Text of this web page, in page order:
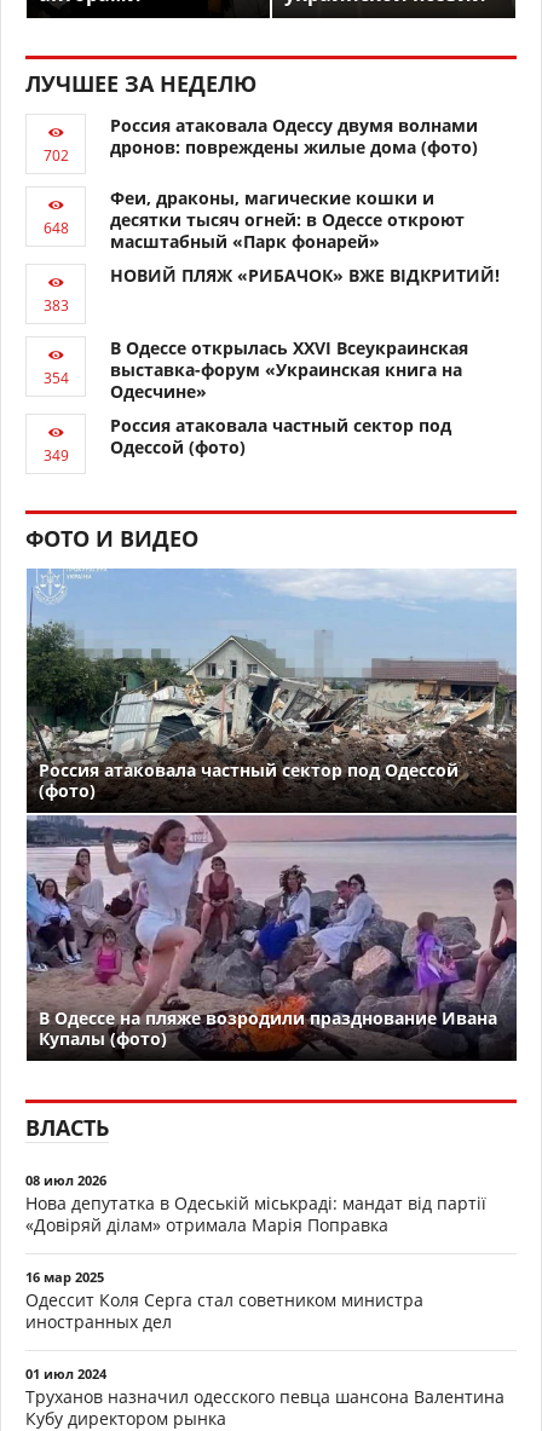
ЛУЧШЕЕ ЗА НЕДЕЛЮ
Россия атаковала Одессу двумя волнами
дронов: повреждены жилые дома (фото)
Феи, драконы, магические кошки и
десятки тысяч огней: в Одессе откроют
масштабный «Парк фонарей»
НОВИЙ ПЛЯЖ «РИБАЧОК» ВЖЕ ВІДКРИТИЙ!
В Одессе открылась XXVI Всеукраинская
выставка-форум «Украинская книга на
Одесчине»
Россия атаковала частный сектор под
Одессой (фото)
ФОТО И ВИДЕО
Россия атаковала частный сектор под Одессой
(фото)
В Одессе на пляже возродили празднование Ивана
Купалы (фото)
ВЛАСТЬ
08 июл 2026
Нова депутатка в Одеській міськраді: мандат від партії
«Довіряй ділам» отримала Марія Поправка
16 мар 2025
Одессит Коля Серга стал советником министра
иностранных дел
01 июл 2024
Труханов назначил одесского певца шансона Валентина
Кубу директором рынка